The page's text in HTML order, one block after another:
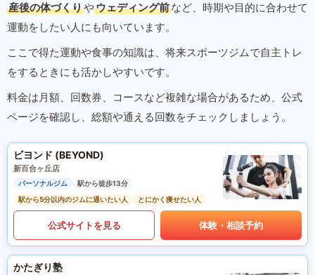
産後の体づくりやウェディング前など、時期や目的に合わせて
運動をしたい人にも向いています。
ここで得た運動や食事の知識は、将来スポーツジムで自主トレ
をするときにも活かしやすいです。
料金は月額、回数券、コースなど複雑な場合があるため、公式
ページを確認し、総額や通える回数をチェックしましょう。
ビヨンド (BEYOND)
新百合ヶ丘店
パーソナルジム
駅から徒歩13分
駅から5分以内のジムに通いたい人
とにかく痩せたい人
公式サイトを見る 体験・相談予約
かたぎり塾